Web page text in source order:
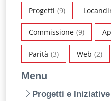
Progetti (9)
Commissione (9)
Parità (3) Web (2)
Menu
Progetti e Iniziative